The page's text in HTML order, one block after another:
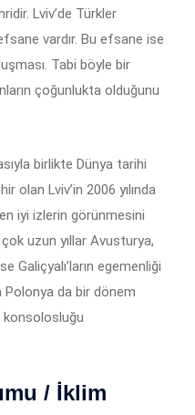
Lviv’de Türkler
vardır. Bu efsane ise
Tabi böyle bir
çoğunlukta olduğunu
birlikte Dünya tarihi
olan Lviv’in 2006 yılında
iyi izlerin görünmesini
çok uzun yıllar Avusturya,
Galiçyalı’ların egemenliği
Polonya da bir dönem
/ İklim